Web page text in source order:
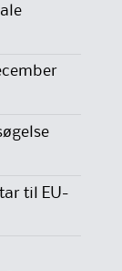
til EU-